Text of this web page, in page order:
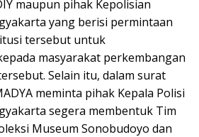
maupun pihak Kepolisian
yang berisi permintaan
tersebut untuk
masyarakat perkembangan
Selain itu, dalam surat
meminta pihak Kepala Polisi
segera membentuk Tim
Museum Sonobudoyo dan